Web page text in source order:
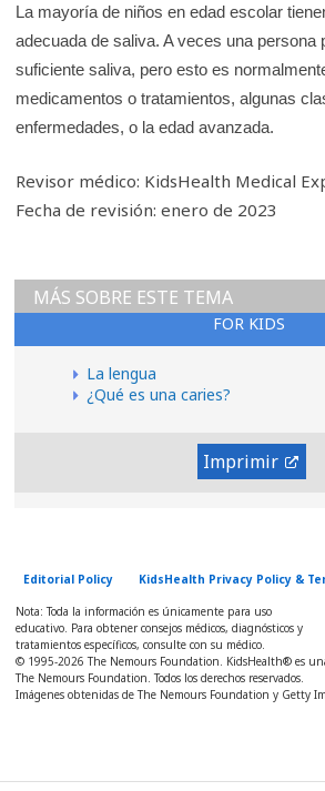
La mayoría de niños en edad escolar
adecuada de saliva. A veces una persona
suficiente saliva, pero esto es
medicamentos o tratamientos, algunas
enfermedades, o la edad avanzada.
Revisor médico: KidsHealth Medical
Fecha de revisión: enero de 2023
FOR KIDS
MÁS SOBRE ESTE TEMA
La lengua
¿Qué es una caries?
Imprimir
Editorial Policy KidsHealth Privacy Policy &
Nota: Toda la información es únicamente para uso
educativo. Para obtener consejos médicos, diagnósticos y
tratamientos específicos, consulte con su médico.
© 1995-2026 The Nemours Foundation. KidsHealth® es
The Nemours Foundation. Todos los derechos reservados.
Imágenes obtenidas de The Nemours Foundation y Getty